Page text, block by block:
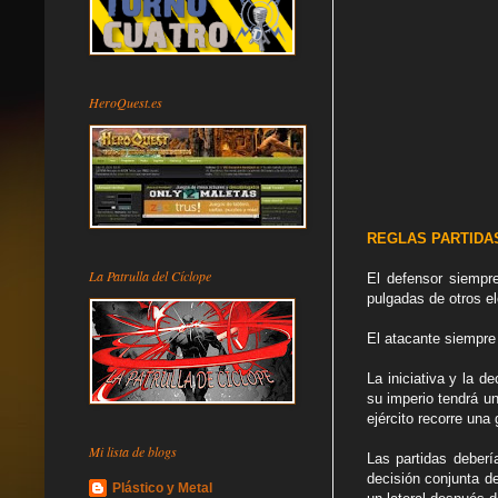
REGLAS
El defensor
pulgadas de otros
El atacante
La iniciativa y la
su imperio tendrá
ejército recorre una
Las partidas
decisión conjunta
HeroQuest.es
La Patrulla del Cíclope
Mi lista de blogs
Plástico y Metal